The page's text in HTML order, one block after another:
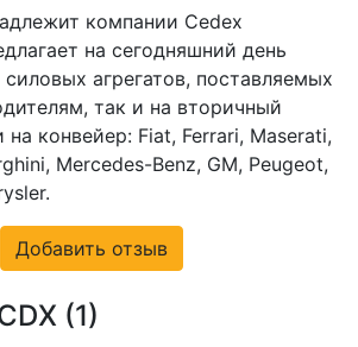
компании Cedex
на сегодняшний день
агрегатов, поставляемых
так и на вторичный
конвейер: Fiat, Ferrari, Maserati,
Mercedes-Benz, GM, Peugeot,
Добавить отзыв
(1)